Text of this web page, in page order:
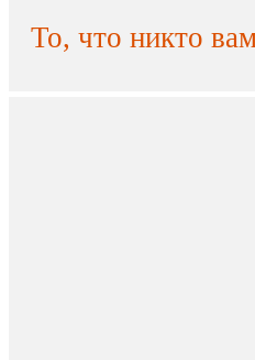
То, что никто